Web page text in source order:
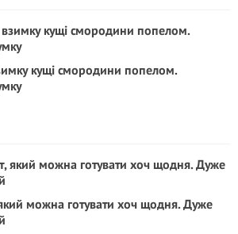
кущі смородини попелом.
можна готувати хоч щодня. Дуже